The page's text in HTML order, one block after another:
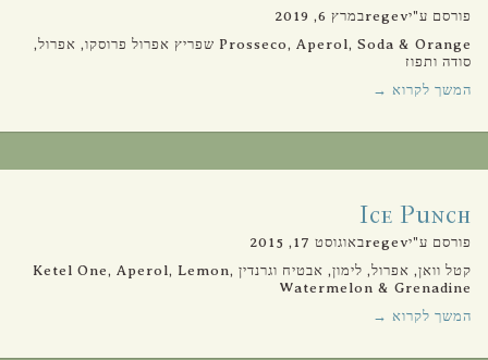
פורסם ע"יregevבמרץ 6, 2019
Prosseco, Aperol, Soda & Orange שפריץ אפרול פרוסקו, אפרול,
סודה ותפוז
המשך לקרוא →
Ice Punch
פורסם ע"יregevבאוגוסט 17, 2015
קטל וואן, אפרול, לימון, אבטיח וגרנדין Ketel One, Aperol, Lemon,
Watermelon & Grenadine
המשך לקרוא →